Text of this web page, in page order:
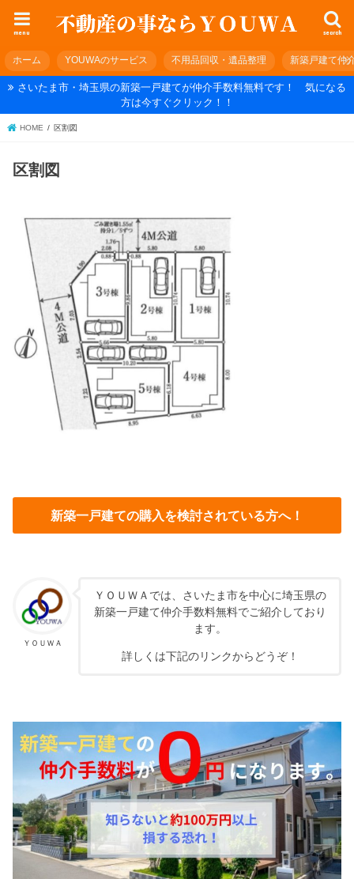
search
menu
ホーム YOUWAのサービス 不用品回収・遺品整理 新築戸建て仲
さいたま市・埼玉県の新築一戸建てが仲介手数料無料です！ 気になる
方は今すぐクリック！！
HOME 区割図
区割図
新築一戸建ての購入を検討されている方へ！
ＹＯＵＷＡ
ＹＯＵＷＡでは、さいたま市を中心に埼玉県の
新築一戸建て仲介手数料無料でご紹介しており
ます。
詳しくは下記のリンクからどうぞ！